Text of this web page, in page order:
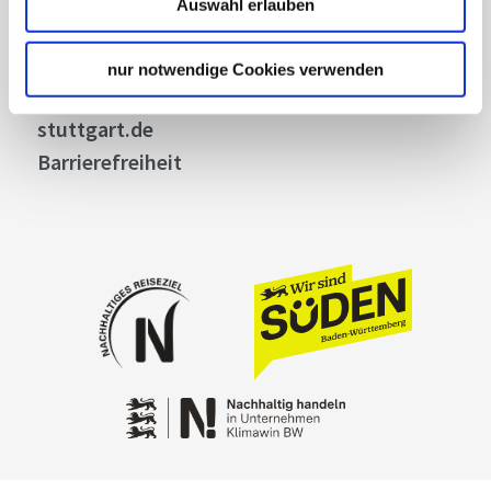
Auswahl erlauben
nur notwendige Cookies verwenden
Kontakt
Cookies
Impressum
stuttgart.de
Barrierefreiheit